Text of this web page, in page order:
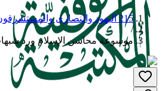
215 اليهود والنصارى والمستشرقون..
/
موسوعة محاسن الإسلام ورد